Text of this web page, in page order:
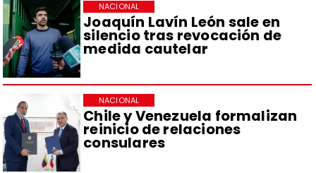
Joaquín Lavín León sale en
silencio tras revocación de
medida cautelar
NACIONAL
Chile y Venezuela formalizan
reinicio de relaciones
consulares
NACIONAL